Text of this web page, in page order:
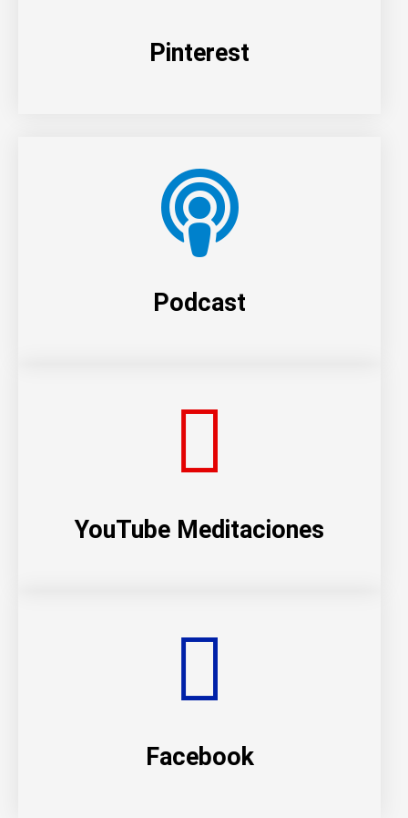
Pinterest
Podcast
YouTube Meditaciones
Facebook